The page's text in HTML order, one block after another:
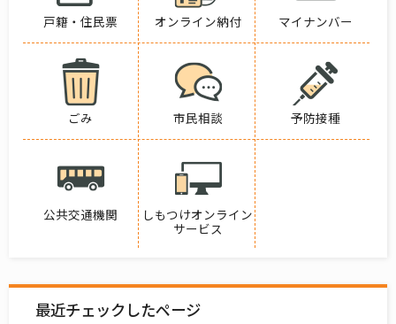
戸籍・住民票 オンライン納付 マイナンバー
ごみ 市民相談 予防接種
公共交通機関
しもつけオンライン
サービス
最近チェックしたページ